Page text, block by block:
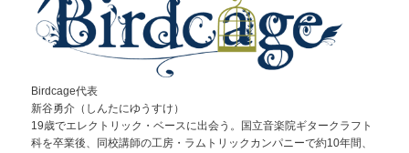
Birdcage代表
新谷勇介（しんたにゆうすけ）
19歳でエレクトリック・ベースに出会う。国立音楽院ギタークラフト
科を卒業後、同校講師の工房・ラムトリックカンパニーで約10年間、